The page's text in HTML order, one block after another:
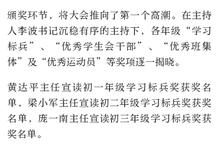
颁奖环节，将大会推向了第一个高潮。在主持
人李波书记沉稳有序的主持下，各年级“学习
标兵”、“优秀学生会干部”、“优秀班集
体”及“优秀运动员”等奖项逐一揭晓。
黄达平主任宣读初一年级学习标兵奖获奖名
单，梁小军主任宣读初二年级学习标兵奖获奖
名单，庞一南主任宣读初三年级学习标兵奖获
奖名单。